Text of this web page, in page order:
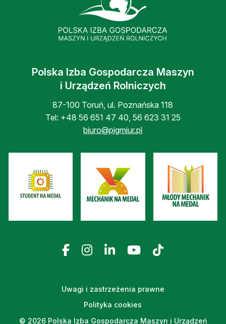
Polska Izba Gospodarcza Maszyn
i Urządzeń Rolniczych
87-100 Toruń, ul. Poznańska 118
Tel: +48 56 651 47 40, 56 623 31 25
biuro@pigmiur.pl
Uwagi i zastrzeżenia prawne
Polityka cookies
© 2026 Polska Izba Gospodarcza Maszyn i Urządzeń